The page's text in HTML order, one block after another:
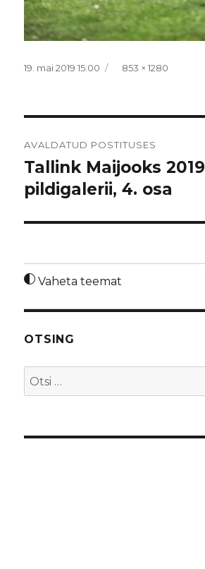
Postitatud
19. mai 2019 15:00 Täissuurus
853 × 1280
AVALDATUD POSTITUSES
Tallink Maijooks 2019
pildigalerii, 4. osa
Vaheta teemat
OTSING
Otsi: